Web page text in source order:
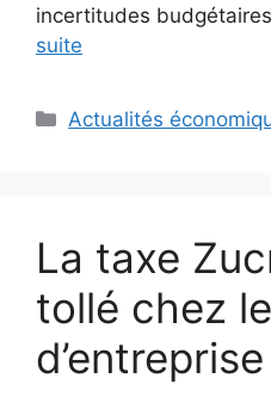
incertitudes
suite
Catégories
Actualités
La taxe
tollé chez
d’entreprise